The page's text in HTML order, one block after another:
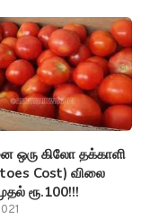
ஒரு கிலோ தக்காளி
Cost) விலை
ரூ.100!!!